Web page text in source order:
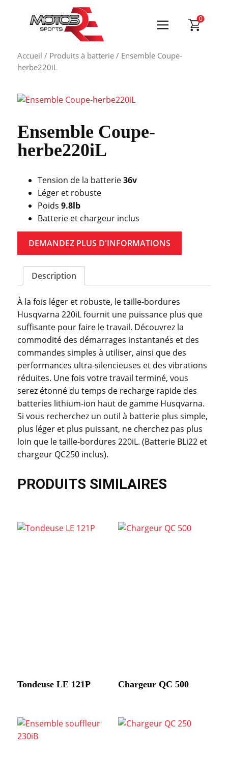
0
Accueil / Produits à batterie / Ensemble Coupe-
herbe220iL
Ensemble Coupe-
herbe220iL
Tension de la batterie36v
Léger et robuste
Poids9.8lb
Batterie et chargeur inclus
DEMANDEZ PLUS D'INFORMATIONS
Description
À la fois léger et robuste, le taille-bordures
Husqvarna 220iL fournit une puissance plus que
suffisante pour faire le travail. Découvrez la
commodité des démarrages instantanés et des
commandes simples à utiliser, ainsi que des
performances ultra-silencieuses et des vibrations
réduites. Une fois votre travail terminé, vous
serez étonné du temps de recharge rapide des
batteries lithium-ion haut de gamme Husqvarna.
Si vous recherchez un outil à batterie plus simple,
plus léger et plus puissant, ne cherchez pas plus
loin que le taille-bordures 220iL. (Batterie BLi22 et
chargeur QC250 inclus).
PRODUITS SIMILAIRES
Tondeuse LE 121P Chargeur QC 500